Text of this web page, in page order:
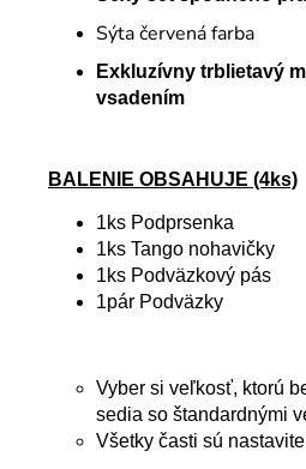
Sýta červená farba
Exkluzívny trblietavý
vsadením
BALENIE OBSAHUJE (4ks)
1ks Podprsenka
1ks Tango nohavičky
1ks Podväzkový pás
1pár Podväzky
Vyber si veľkosť, ktorú
sedia so štandardnými
Všetky časti sú